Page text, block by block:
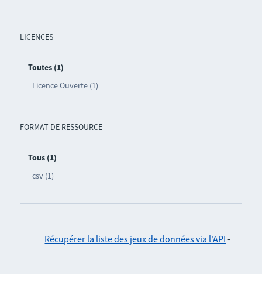
LICENCES
Toutes (1)
Licence Ouverte (1)
FORMAT DE RESSOURCE
Tous (1)
csv (1)
Récupérer la liste des jeux de données via l'API -